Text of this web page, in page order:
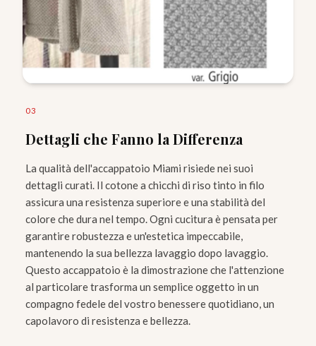
03
Dettagli che Fanno la Differenza
La qualità dell'accappatoio Miami risiede nei suoi
dettagli curati. Il cotone a chicchi di riso tinto in filo
assicura una resistenza superiore e una stabilità del
colore che dura nel tempo. Ogni cucitura è pensata per
garantire robustezza e un'estetica impeccabile,
mantenendo la sua bellezza lavaggio dopo lavaggio.
Questo accappatoio è la dimostrazione che l'attenzione
al particolare trasforma un semplice oggetto in un
compagno fedele del vostro benessere quotidiano, un
capolavoro di resistenza e bellezza.